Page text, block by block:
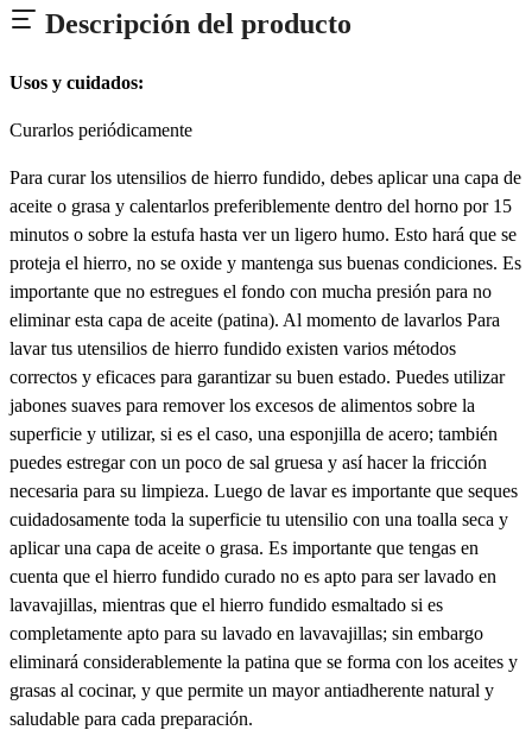
Descripción del producto
Usos y cuidados:
Curarlos periódicamente
Para curar los utensilios de hierro fundido, debes aplicar una capa de
aceite o grasa y calentarlos preferiblemente dentro del horno por 15
minutos o sobre la estufa hasta ver un ligero humo. Esto hará que se
proteja el hierro, no se oxide y mantenga sus buenas condiciones. Es
importante que no estregues el fondo con mucha presión para no
eliminar esta capa de aceite (patina). Al momento de lavarlos Para
lavar tus utensilios de hierro fundido existen varios métodos
correctos y eficaces para garantizar su buen estado. Puedes utilizar
jabones suaves para remover los excesos de alimentos sobre la
superficie y utilizar, si es el caso, una esponjilla de acero; también
puedes estregar con un poco de sal gruesa y así hacer la fricción
necesaria para su limpieza. Luego de lavar es importante que seques
cuidadosamente toda la superficie tu utensilio con una toalla seca y
aplicar una capa de aceite o grasa. Es importante que tengas en
cuenta que el hierro fundido curado no es apto para ser lavado en
lavavajillas, mientras que el hierro fundido esmaltado si es
completamente apto para su lavado en lavavajillas; sin embargo
eliminará considerablemente la patina que se forma con los aceites y
grasas al cocinar, y que permite un mayor antiadherente natural y
saludable para cada preparación.